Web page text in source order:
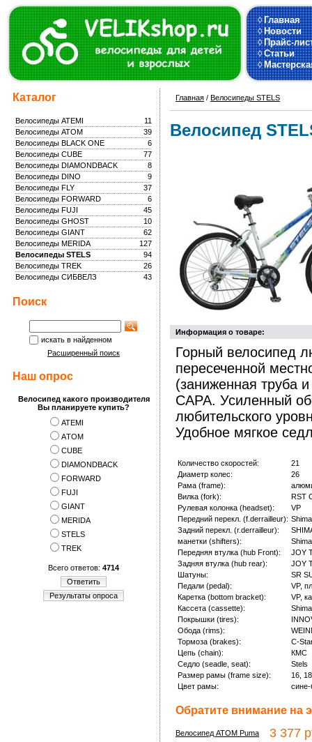
◊Главная
◊Новости
◊Прайс-
◊Статьи
◊
Каталог
11
Велосипеды ATEMI
39
Велосипеды ATOM
6
Велосипеды BLACK ONE
77
Велосипеды CUBE
8
Велосипеды DIAMONDBACK
9
Велосипеды DINO
37
Велосипеды FLY
6
Велосипеды FORWARD
45
Велосипеды FUJI
10
Велосипеды GHOST
62
Велосипеды GIANT
127
Велосипеды MERIDA
94
Велосипеды STELS
26
Велосипеды TREK
43
Велосипеды СИБВЕЛЗ
Поиск
искать в найденном
Расширенный поиск
Наш опрос
Велосипед какого производителя
Вы планируете купить?
ATEMI
АTOM
CUBE
DIAMONDBACK
FORWARD
FUJI
GIANT
MERIDA
STELS
TREK
Всего ответов: 4714
Ответить
Результаты опроса
Главная / Велосипеды STELS
Велосипед
Информация о товаре:
Горный велосипед
пересеченной
(заниженная труба
CAPA. Усиленный
любительского
Удобное мягкое
Количество скоростей:
21
Диаметр колес:
26
Рама (frame):
Вилка (fork):
RST
Рулевая колонка (headset):
VP
Передний перекл. (f.derrailleur):
Задний перекл. (r.derrailleur):
манетки (shifters):
Передняя втулка (hub Front):
JOY
Задняя втулка (hub rear):
JOY
Шатуны:
SR
Педали (pedal):
VP,
Каретка (bottom bracket):
VP,
Кассета (cassette):
Покрышки (tires):
Обода (rims):
Тормоза (brakes):
С-
Цепь (chain):
КМС
Седло (seadle, seat):
Stels
Размер рамы (frame size):
16, 18
Цвет рамы:
Обратите внимание на
Велосипед ATOM Puma 3 377